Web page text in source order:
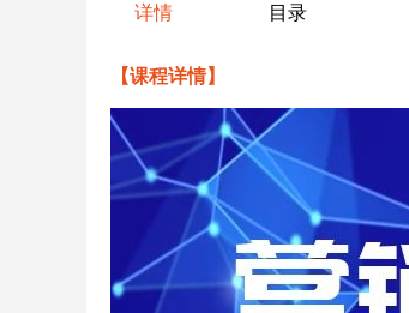
详情 目录
【课程详情】